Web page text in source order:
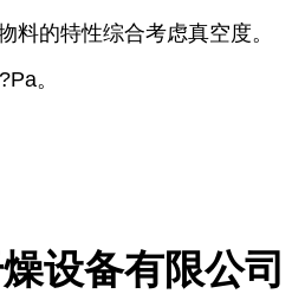
料的特性综合考虑真空度。
。
设备有限公司